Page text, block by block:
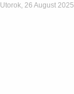
Utorok, 26 August 2025